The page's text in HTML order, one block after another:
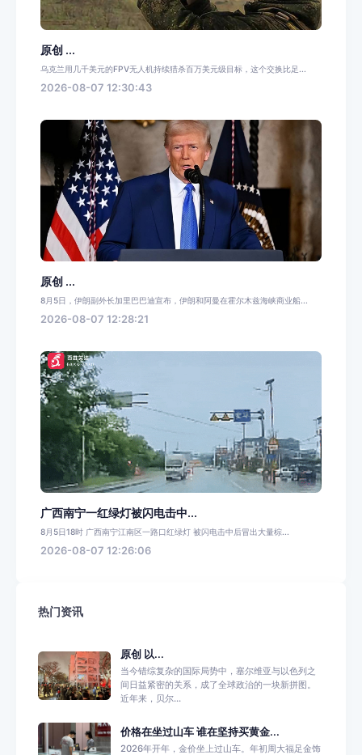
原创 ...
乌克兰用几千美元的FPV无人机持续猎杀百万美元级目标，这个交换比足...
2026-08-07 12:30:43
原创 ...
8月5日，伊朗副外长加里巴巴迪宣布，伊朗和阿曼在霍尔木兹海峡商业船...
2026-08-07 12:28:21
广西南宁一红绿灯被闪电击中...
8月5日18时 广西南宁江南区一路口红绿灯 被闪电击中后冒出大量棕...
2026-08-07 12:26:06
热门资讯
原创 以...
当今错综复杂的国际局势中，塞尔维亚与以色列之
间日益紧密的关系，成了全球政治的一块新拼图。
近年来，贝尔...
价格在坐过山车 谁在坚持买黄金...
2026年开年，金价坐上过山车。年初周大福足金饰